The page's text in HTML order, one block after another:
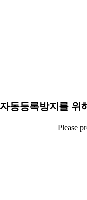
자동등록방지를 위
Please